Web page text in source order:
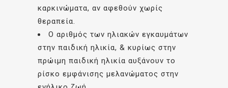
καρκινώματα, αν αφεθούν χωρίς
θεραπεία.
Ο αριθμός των ηλιακών εγκαυμάτων
στην παιδική ηλικία, & κυρίως στην
πρώιμη παιδική ηλικία αυξάνουν το
ρίσκο εμφάνισης μελανώματος στην